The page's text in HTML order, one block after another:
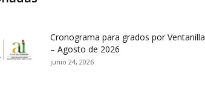
Cronograma para grados por Ventanilla
– Agosto de 2026
junio 24, 2026